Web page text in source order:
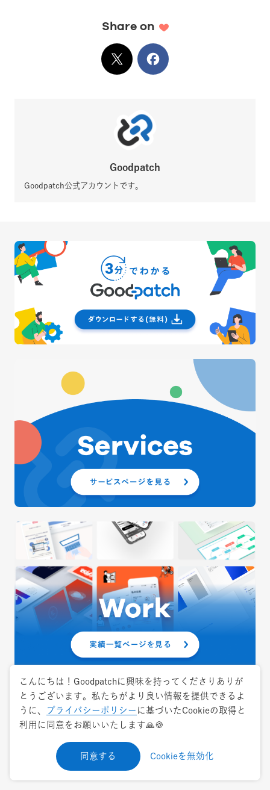
Share on
XでシェアFacebook
Goodpatch
Goodpatch公式アカウントです。
お急ぎの相談はお電話で
こんにちは！Goodpatchに興味を持ってくださりありが
とうございます。私たちがより良い情報を提供できるよ
うに、
プライバシーポリシー に基づいたCookieの取得と
利用に同意をお願いいたします🙏🍪
同意する Cookieを無効化